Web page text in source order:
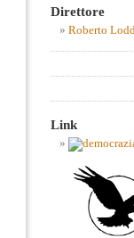
Direttore
Roberto
Link